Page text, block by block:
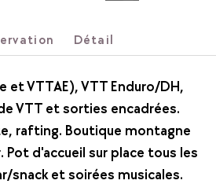
Détail
et VTTAE), VTT Enduro/DH,
VTT et sorties encadrées.
rafting. Boutique montagne
d'accueil sur place tous les
snack et soirées musicales.